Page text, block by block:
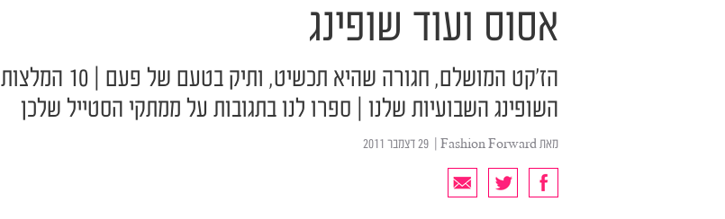
אסוס ועוד שופינג
הז'קט המושלם, חגורה שהיא תכשיט, ותיק בטעם של פעם | 10 המלצות
השופינג השבועיות שלנו | ספרו לנו בתגובות על ממתקי הסטייל שלכן
מאתFashion Forward